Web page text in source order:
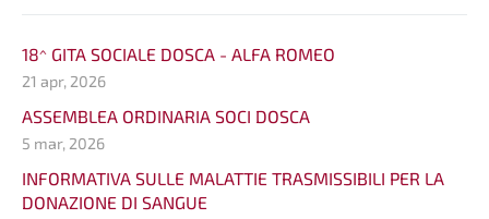
18^ GITA SOCIALE DOSCA - ALFA ROMEO
21 apr, 2026
ASSEMBLEA ORDINARIA SOCI DOSCA
5 mar, 2026
INFORMATIVA SULLE MALATTIE TRASMISSIBILI PER LA
DONAZIONE DI SANGUE